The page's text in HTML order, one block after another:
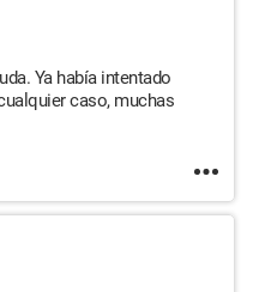
Ya había intentado
caso, muchas